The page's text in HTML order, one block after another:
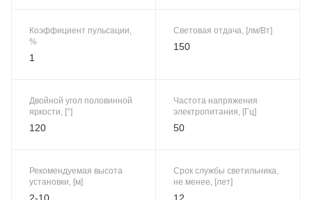
Коэффициент пульсации,
%
1
Световая отдача, [лм/Вт]
150
Двойной угол половинной
яркости, [°]
120
Частота напряжения
электропитания, [Гц]
50
Рекомендуемая высота
установки, [м]
Срок службы светильника,
не менее, [лет]